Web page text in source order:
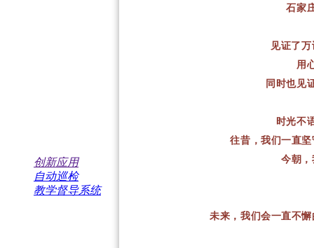
创新应用
自动巡检
教学督导系统
石家
见证了
用
同时也见
时光不
往昔，我们一直
今朝，
未来，我们会一直不